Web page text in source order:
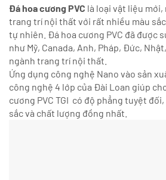
Đá hoa cương PVC là loại vật liệu
trang trí nội thất với rất nhiều màu
tự nhiên. Đá hoa cương PVC đã được
như Mỹ, Canada, Anh, Pháp, Đức,
ngành trang trí nội thất.
Ứng dụng công nghệ Nano vào sản
công nghệ 4 lớp của Đài Loan giúp
cương PVC TGI có độ phẳng tuyệt
sắc và chất lượng đồng nhất.